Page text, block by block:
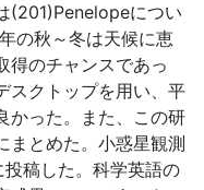
(201)Penelopeについ
の秋～冬は天候に恵
得のチャンスであっ
スクトップを用い、平
かった。また、この研
まとめた。小惑星観測
稿した。科学英語の